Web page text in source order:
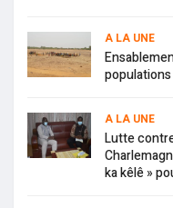
A LA UNE
A LA UNE
Lutte
ka kêlê »